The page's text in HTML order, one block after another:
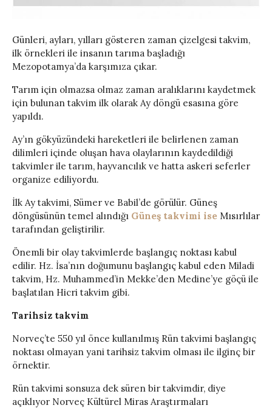
Günleri, ayları, yılları gösteren zaman çizelgesi takvim,
ilk örnekleri ile insanın tarıma başladığı
Mezopotamya’da karşımıza çıkar.
Tarım için olmazsa olmaz zaman aralıklarını kaydetmek
için bulunan takvim ilk olarak Ay döngü esasına göre
yapıldı.
Ay’ın gökyüzündeki hareketleri ile belirlenen zaman
dilimleri içinde oluşan hava olaylarının kaydedildiği
takvimler ile tarım, hayvancılık ve hatta askeri seferler
organize ediliyordu.
İlk Ay takvimi, Sümer ve Babil’de görülür. Güneş
döngüsünün temel alındığı Güneş takvimi ise Mısırlılar
tarafından geliştirilir.
Önemli bir olay takvimlerde başlangıç noktası kabul
edilir. Hz. İsa’nın doğumunu başlangıç kabul eden Miladi
takvim, Hz. Muhammed’in Mekke’den Medine’ye göçü ile
başlatılan Hicri takvim gibi.
Tarihsiz takvim
Norveç’te 550 yıl önce kullanılmış Rün takvimi başlangıç
noktası olmayan yani tarihsiz takvim olması ile ilginç bir
örnektir.
Rün takvimi sonsuza dek süren bir takvimdir, diye
açıklıyor Norveç Kültürel Miras Araştırmaları